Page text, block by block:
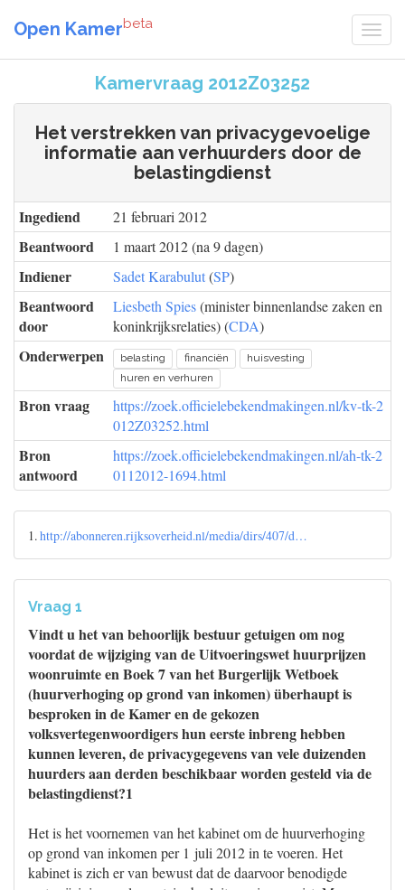
Open Kamerbeta
Kamervraag 2012Z03252
Het verstrekken van privacygevoelige
informatie aan verhuurders door de
belastingdienst
Ingediend 21 februari 2012
Beantwoord 1 maart 2012 (na 9 dagen)
Indiener Sadet Karabulut(SP)
Beantwoord
door
Liesbeth Spies(minister binnenlandse zaken en
koninkrijksrelaties) (CDA)
Onderwerpen belasting financiën
huisvesting
huren en verhuren
Bron vraag
https://zoek.officielebekendmakingen.nl/kv-tk-2
012Z03252.html
Bron
antwoord
https://zoek.officielebekendmakingen.nl/ah-tk-2
0112012-1694.html
1.http://abonneren.rijksoverheid.nl/media/dirs/407/d…
Vraag 1
Vindt u het van behoorlijk bestuur getuigen om nog
voordat de wijziging van de Uitvoeringswet huurprijzen
woonruimte en Boek 7 van het Burgerlijk Wetboek
(huurverhoging op grond van inkomen) überhaupt is
besproken in de Kamer en de gekozen
volksvertegenwoordigers hun eerste inbreng hebben
kunnen leveren, de privacygegevens van vele duizenden
huurders aan derden beschikbaar worden gesteld via de
belastingdienst?1
Het is het voornemen van het kabinet om de huurverhoging
op grond van inkomen per 1 juli 2012 in te voeren. Het
kabinet is zich er van bewust dat de daarvoor benodigde